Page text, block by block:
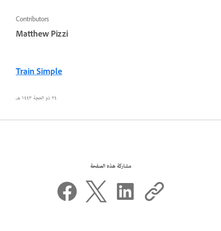
Contributors
Matthew Pizzi
Train Simple
٢٤ ذو الحجة ١٤٤٣ هـ
مشاركة هذه الصفحة